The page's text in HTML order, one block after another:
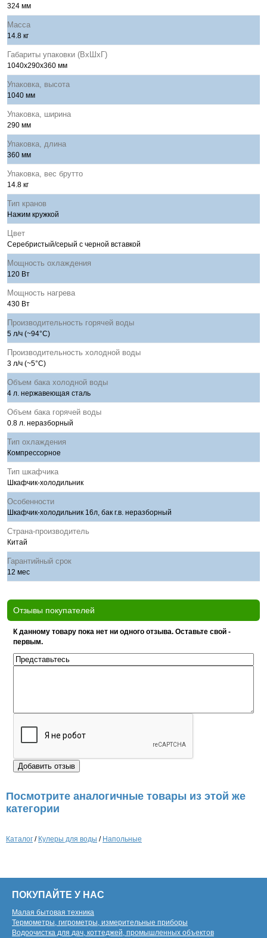
324 мм
Масса
14.8 кг
Габариты упаковки (ВхШхГ)
1040x290x360 мм
Упаковка, высота
1040 мм
Упаковка, ширина
290 мм
Упаковка, длина
360 мм
Упаковка, вес брутто
14.8 кг
Тип кранов
Нажим кружкой
Цвет
Cеребристый/серый с черной вставкой
Мощность охлаждения
120 Вт
Мощность нагрева
430 Вт
Производительность горячей воды
5 л/ч (~94°C)
Производительность холодной воды
3 л/ч (~5°C)
Объем бака холодной воды
4 л. нержавеющая сталь
Объем бака горячей воды
0.8 л. неразборный
Тип охлаждения
Компрессорное
Тип шкафчика
Шкафчик-холодильник
Особенности
Шкафчик-холодильник 16л, бак г.в. неразборный
Страна-производитель
Китай
Гарантийный срок
12 мес
Отзывы покупателей
К данному товару пока нет ни одного отзыва. Оставьте свой -
первым.
Посмотрите аналогичные товары из этой же
категории
Каталог / Кулеры для воды / Напольные
ПОКУПАЙТЕ У НАС
Малая бытовая техника
Термометры, гигрометры, измерительные приборы
Водоочистка для дач, коттеджей, промышленных объектов